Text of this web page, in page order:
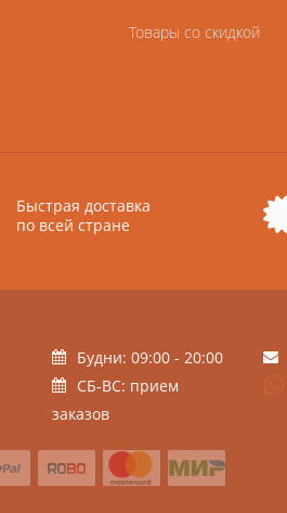
Товары со скидкой
Быстрая доставка
по всей стране
Будни: 09:00 - 20:00
СБ-ВС: прием
заказов